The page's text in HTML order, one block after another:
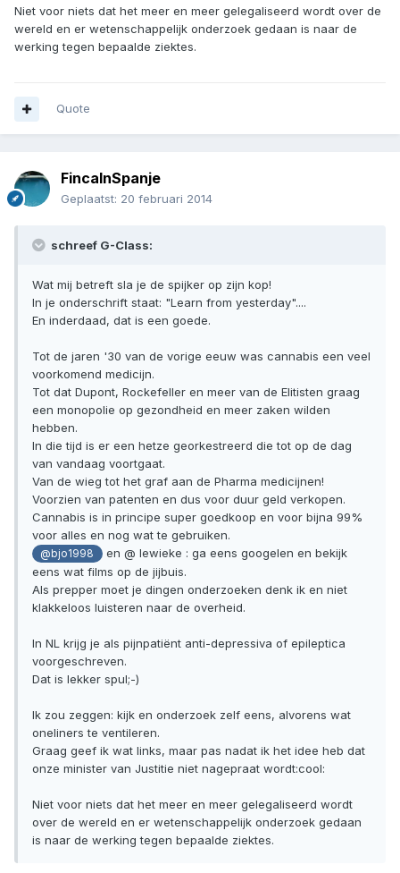
Niet voor niets dat het meer en meer gelegaliseerd wordt over de
wereld en er wetenschappelijk onderzoek gedaan is naar de
werking tegen bepaalde ziektes.
Quote
FincaInSpanje
Geplaatst: 20 februari 2014
schreef G-Class:
Wat mij betreft sla je de spijker op zijn kop!
In je onderschrift staat: "Learn from yesterday"....
En inderdaad, dat is een goede.
Tot de jaren '30 van de vorige eeuw was cannabis een veel
voorkomend medicijn.
Tot dat Dupont, Rockefeller en meer van de Elitisten graag
een monopolie op gezondheid en meer zaken wilden
hebben.
In die tijd is er een hetze georkestreerd die tot op de dag
van vandaag voortgaat.
Van de wieg tot het graf aan de Pharma medicijnen!
Voorzien van patenten en dus voor duur geld verkopen.
Cannabis is in principe super goedkoop en voor bijna 99%
voor alles en nog wat te gebruiken.
@bjo1998
en @ lewieke : ga eens googelen en bekijk
eens wat films op de jijbuis.
Als prepper moet je dingen onderzoeken denk ik en niet
klakkeloos luisteren naar de overheid.
In NL krijg je als pijnpatiënt anti-depressiva of epileptica
voorgeschreven.
Dat is lekker spul;-)
Ik zou zeggen: kijk en onderzoek zelf eens, alvorens wat
oneliners te ventileren.
Graag geef ik wat links, maar pas nadat ik het idee heb dat
onze minister van Justitie niet nagepraat wordt:cool:
Niet voor niets dat het meer en meer gelegaliseerd wordt
over de wereld en er wetenschappelijk onderzoek gedaan
is naar de werking tegen bepaalde ziektes.